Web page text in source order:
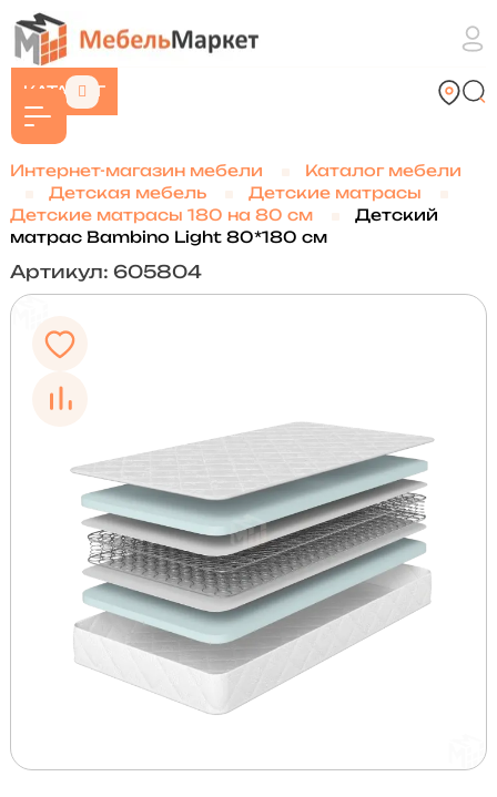
КАТАЛОГ
Интернет-магазин мебели
Каталог мебели
Детская мебель
Детские матрасы
Детские матрасы 180 на 80 см
Детский
матрас Bambino Light 80*180 см
Артикул: 605804